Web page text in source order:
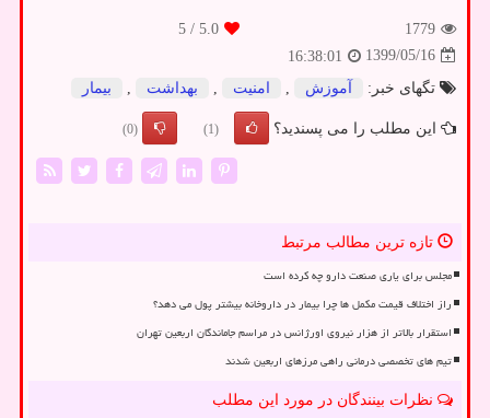
1779
5.0
/ 5
1399/05/16
16:38:01
تگهای خبر:
آموزش , امنیت , بهداشت , بیمار
این مطلب را می پسندید؟ (1)
(0)
تازه ترین مطالب مرتبط
مجلس برای یاری صنعت دارو چه کرده است
راز اختلاف قیمت مکمل ها چرا بیمار در داروخانه بیشتر پول می دهد؟
استقرار بالاتر از هزار نیروی اورژانس در مراسم جاماندگان اربعین تهران
تیم های تخصصی درمانی راهی مرزهای اربعین شدند
نظرات بینندگان در مورد این مطلب